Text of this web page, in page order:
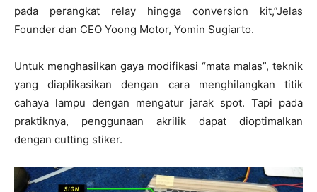
pada perangkat relay hingga conversion kit,”Jelas
Founder dan CEO Yoong Motor, Yomin Sugiarto.
Untuk menghasilkan gaya modifikasi “mata malas”, teknik
yang diaplikasikan dengan cara menghilangkan titik
cahaya lampu dengan mengatur jarak spot. Tapi pada
praktiknya, penggunaan akrilik dapat dioptimalkan
dengan cutting stiker.